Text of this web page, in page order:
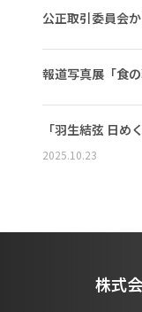
公正取引委員会
報道写真展「食
「羽生結弦 日
2025.10.23
株式